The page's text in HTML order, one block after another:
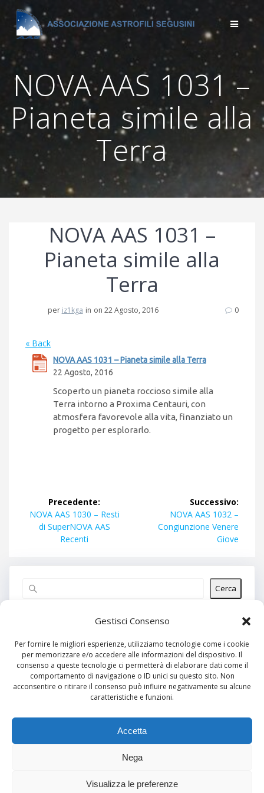
Gestisci Consenso
Per fornire le migliori esperienze, utilizziamo tecnologie come i cookie
per memorizzare e/o accedere alle informazioni del dispositivo. Il
consenso a queste tecnologie ci permetterà di elaborare dati come il
comportamento di navigazione o ID unici su questo sito. Non
acconsentire o ritirare il consenso può influire negativamente su alcune
caratteristiche e funzioni.
Accetta
Nega
Visualizza le preferenze
Salta
al
contenuto
NOVA AAS 1031 –
Pianeta simile alla
Terra
NOVA AAS 1031 –
Pianeta simile alla
Terra
per iz1kga in on 22 Agosto, 2016 0
« Back
NOVA AAS 1031 – Pianeta simile alla Terra
22 Agosto, 2016
Scoperto un pianeta roccioso simile alla
Terra intorno a Proxima Centauri, con
atmosfera favorevole alla vita, finanziato un
progetto per esplorarlo.
Navigazione
articoli
Precedente:
Articolo
precedente:
NOVA AAS 1030 – Resti
di SuperNOVA AAS
Recenti
Successivo:
Articolo
successivo:
NOVA AAS 1032 –
Congiunzione Venere
Giove
Cerca
Articoli recenti
Commenti recenti
Nessun commento da mostrare.
Nessun archivio da mostrare.
Categorie
Nessuna categoria